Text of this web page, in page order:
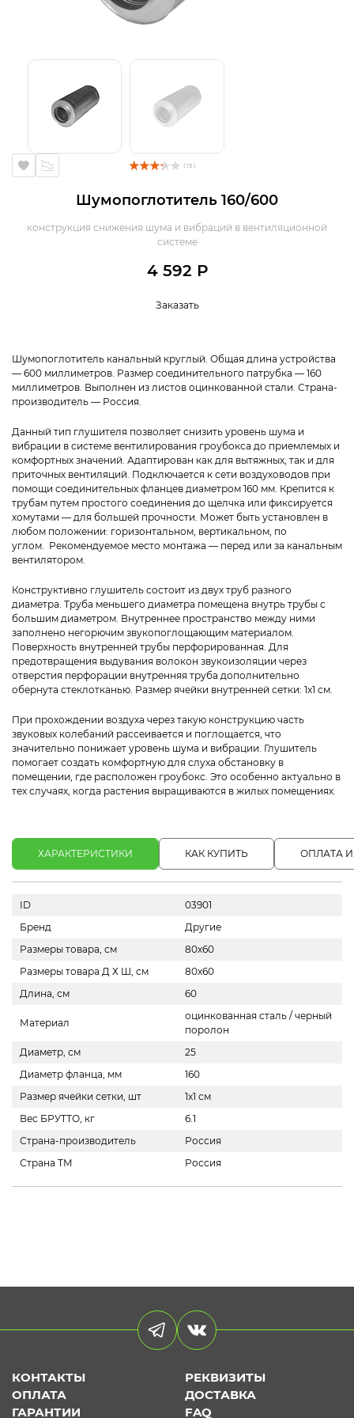
( 13 )
Шумопоглотитель 160/600
конструкция снижения шума и вибраций в вентиляционной
системе
4 592 Р
Заказать
Шумопоглотитель канальный круглый. Общая длина устройства
— 600 миллиметров. Размер соединительного патрубка — 160
миллиметров. Выполнен из листов оцинкованной стали. Страна-
производитель — Россия.
Данный тип глушителя позволяет снизить уровень шума и
вибрации в системе вентилирования гроубокса до приемлемых и
комфортных значений. Адаптирован как для вытяжных, так и для
приточных вентиляций. Подключается к сети воздуховодов при
помощи соединительных фланцев диаметром 160 мм. Крепится к
трубам путем простого соединения до щелчка или фиксируется
хомутами — для большей прочности. Может быть установлен в
любом положении: горизонтальном, вертикальном, по
углом. Рекомендуемое место монтажа — перед или за канальным
вентилятором.
Конструктивно глушитель состоит из двух труб разного
диаметра. Труба меньшего диаметра помещена внутрь трубы с
большим диаметром. Внутреннее пространство между ними
заполнено негорючим звукопоглощающим материалом.
Поверхность внутренней трубы перфорированная. Для
предотвращения выдувания волокон звукоизоляции через
отверстия перфорации внутренняя труба дополнительно
обернута стеклотканью. Размер ячейки внутренней сетки: 1х1 см.
При прохождении воздуха через такую конструкцию часть
звуковых колебаний рассеивается и поглощается, что
значительно понижает уровень шума и вибрации. Глушитель
помогает создать комфортную для слуха обстановку в
помещении, где расположен гроубокс. Это особенно актуально в
тех случаях, когда растения выращиваются в жилых помещениях.
ХАРАКТЕРИСТИКИ КАК КУПИТЬ ОПЛАТА
ID
03901
Бренд
Другие
Размеры товара, см
80х60
Размеры товара Д Х Ш, см
80х60
Длина, см
60
Материал
оцинкованная сталь / черный
поролон
Диаметр, см
25
Диаметр фланца, мм
160
Размер ячейки сетки, шт
1х1 см
Вес БРУТТО, кг
6.1
Страна-производитель
Россия
Страна ТМ
Россия
КОНТАКТЫ
РЕКВИЗИТЫ
ОПЛАТА
ДОСТАВКА
ГАРАНТИИ
FAQ